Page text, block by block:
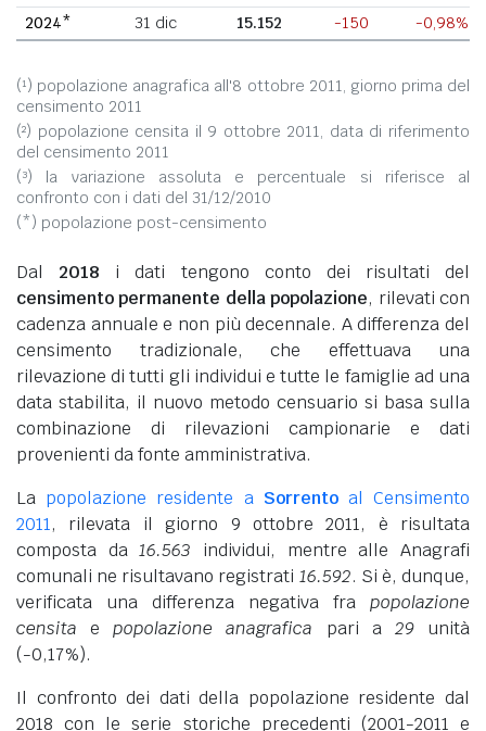
2024*
31 dic 15.152 -150 -0,98%
(¹) popolazione anagrafica all'8 ottobre 2011, giorno prima del
censimento 2011
(²) popolazione censita il 9 ottobre 2011, data di riferimento
del censimento 2011
(³) la variazione assoluta e percentuale si riferisce al
confronto con i dati del 31/12/2010
(*) popolazione post-censimento
Dal 2018 i dati tengono conto dei risultati del
censimento permanente della popolazione, rilevati con
cadenza annuale e non più decennale. A differenza del
censimento tradizionale, che effettuava una
rilevazione di tutti gli individui e tutte le famiglie ad una
data stabilita, il nuovo metodo censuario si basa sulla
combinazione di rilevazioni campionarie e dati
provenienti da fonte amministrativa.
La popolazione residente a Sorrentoal Censimento
2011, rilevata il giorno 9 ottobre 2011, è risultata
composta da16.563 individui, mentre alle Anagrafi
comunali ne risultavano registrati 16.592. Si è, dunque,
verificata una differenza negativa fra popolazione
censita epopolazione anagrafica pari a 29unità
(-0,17%).
Il confronto dei dati della popolazione residente dal
2018 con le serie storiche precedenti (2001-2011 e